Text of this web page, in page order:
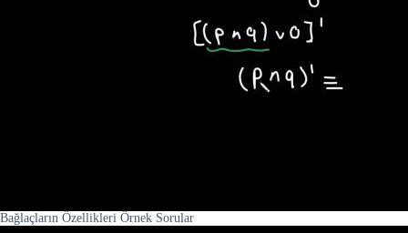
Bağlaçların Özellikleri Örnek Sorular